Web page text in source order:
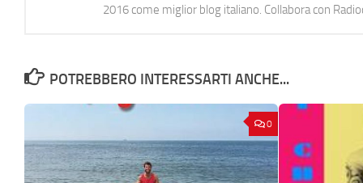
2016 come miglior blog italiano. Collabora con
POTREBBERO INTERESSARTI ANCHE...
0